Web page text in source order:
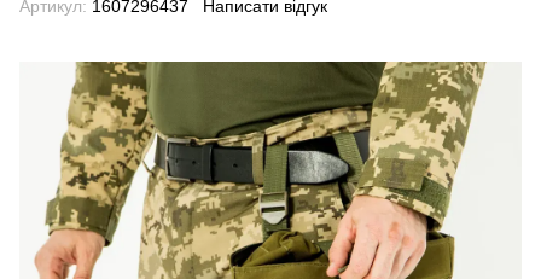
Артикул: 1607296437 Написати відгук